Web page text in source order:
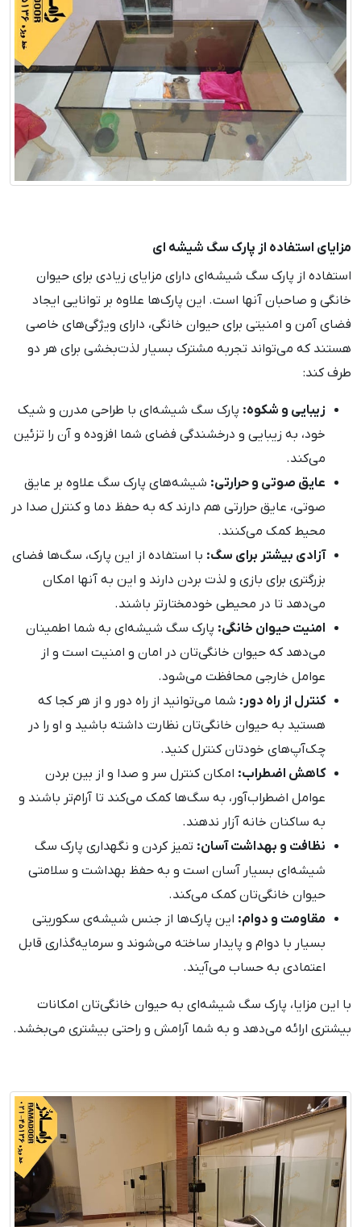
مزایای استفاده از پارک سگ شیشه ای
استفاده از پارک سگ شیشه‌ای دارای مزایای زیادی برای حیوان
خانگی و صاحبان آنها است. این پارک‌ها علاوه بر توانایی ایجاد
فضای آمن و امنیتی برای حیوان خانگی، دارای ویژگی‌های خاصی
هستند که می‌تواند تجربه مشترک بسیار لذت‌بخشی برای هر دو
طرف کند:
زیبایی و شکوه: پارک سگ شیشه‌ای با طراحی مدرن و شیک
خود، به زیبایی و درخشندگی فضای شما افزوده و آن را تزئین
می‌کند.
عایق صوتی و حرارتی: شیشه‌های پارک سگ علاوه بر عایق
صوتی، عایق حرارتی هم دارند که به حفظ دما و کنترل صدا در
محیط کمک می‌کنند.
آزادی بیشتر برای سگ: با استفاده از این پارک، سگ‌ها فضای
بزرگتری برای بازی و لذت بردن دارند و این به آنها امکان
می‌دهد تا در محیطی خودمختارتر باشند.
امنیت حیوان خانگی: پارک سگ شیشه‌ای به شما اطمینان
می‌دهد که حیوان خانگی‌تان در امان و امنیت است و از
عوامل خارجی محافظت می‌شود.
کنترل از راه دور: شما می‌توانید از راه دور و از هر کجا که
هستید به حیوان خانگی‌تان نظارت داشته باشید و او را در
چک‌آپ‌های خودتان کنترل کنید.
کاهش اضطراب: امکان کنترل سر و صدا و از بین بردن
عوامل اضطراب‌آور، به سگ‌ها کمک می‌کند تا آرام‌تر باشند و
به ساکنان خانه آزار ندهند.
نظافت و بهداشت آسان: تمیز کردن و نگهداری پارک سگ
شیشه‌ای بسیار آسان است و به حفظ بهداشت و سلامتی
حیوان خانگی‌تان کمک می‌کند.
مقاومت و دوام: این پارک‌ها از جنس شیشه‌ی سکوریتی
بسیار با دوام و پایدار ساخته می‌شوند و سرمایه‌گذاری قابل
اعتمادی به حساب می‌آیند.
با این مزایا، پارک سگ شیشه‌ای به حیوان خانگی‌تان امکانات
بیشتری ارائه می‌دهد و به شما آرامش و راحتی بیشتری می‌بخشد.